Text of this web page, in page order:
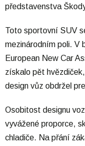
představenstva
Toto sportovní SUV
mezinárodním poli. V
European New Car
získalo pět
design vůz obdržel
Osobitost designu
vyvážené proporce,
chladiče. Na přání